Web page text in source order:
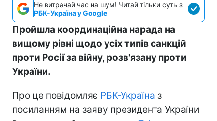
Не витрачай час на шум! Читай тільки суть з
РБК-Україна у Google
Пройшла координаційна нарада на
вищому рівні щодо усіх типів санкцій
проти Росії за війну, розв'язану проти
України.
Про це повідомляє РБК-Україна з
посиланням на заяву президента України